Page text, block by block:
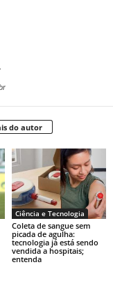
do autor
Ciência e Tecnologia
Coleta de sangue sem
picada de agulha:
tecnologia já está sendo
vendida a hospitais;
entenda